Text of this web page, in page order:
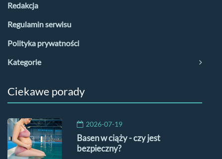
Redakcja
Regulamin serwisu
Polityka prywatności
Kategorie
Ciekawe porady
2026-07-19
Basen w ciąży - czy jest
bezpieczny?